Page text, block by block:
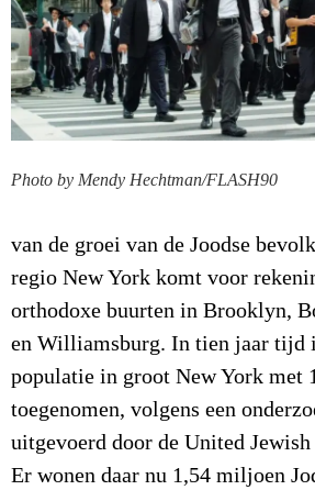
Photo by Mendy Hechtman/FLASH90
van de groei van de Joodse
regio New York komt voor
orthodoxe buurten in Brooklyn,
en Williamsburg. In tien jaar tijd
populatie in groot New York met
toegenomen, volgens een
uitgevoerd door de United
Er wonen daar nu 1,54 miljoen